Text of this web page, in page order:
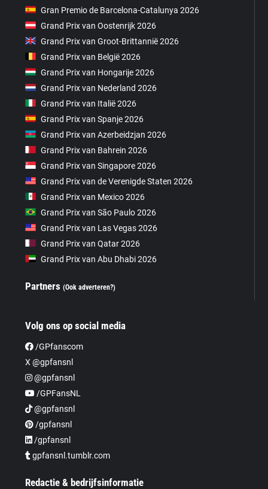
Gran Premio de Barcelona-Catalunya 2026
Grand Prix van Oostenrijk 2026
Grand Prix van Groot-Brittannië 2026
Grand Prix van België 2026
Grand Prix van Hongarije 2026
Grand Prix van Nederland 2026
Grand Prix van Italië 2026
Grand Prix van Spanje 2026
Grand Prix van Azerbeidzjan 2026
Grand Prix van Bahrein 2026
Grand Prix van Singapore 2026
Grand Prix van de Verenigde Staten 2026
Grand Prix van Mexico 2026
Grand Prix van São Paulo 2026
Grand Prix van Las Vegas 2026
Grand Prix van Qatar 2026
Grand Prix van Abu Dhabi 2026
Partners(Ook adverteren?)
Volg ons op social media
/GPfanscom
X @gpfansnl
@gpfansnl
/GPFansNL
@gpfansnl
/gpfansnl
/gpfansnl
gpfansnl.tumblr.com
Redactie & bedrijfsinformatie